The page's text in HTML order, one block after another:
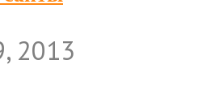
2013